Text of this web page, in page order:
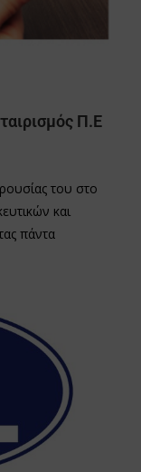
Π.Ε
του στο
και
πάντα